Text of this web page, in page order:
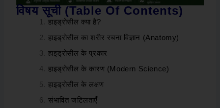
विषय सूची (Table Of Contents)
हाइड्रोसील क्या है?
हाइड्रोसील का शरीर रचना विज्ञान (Anatomy)
हाइड्रोसील के प्रकार
हाइड्रोसील के कारण (Modern Science)
हाइड्रोसील के लक्षण
संभावित जटिलताएँ